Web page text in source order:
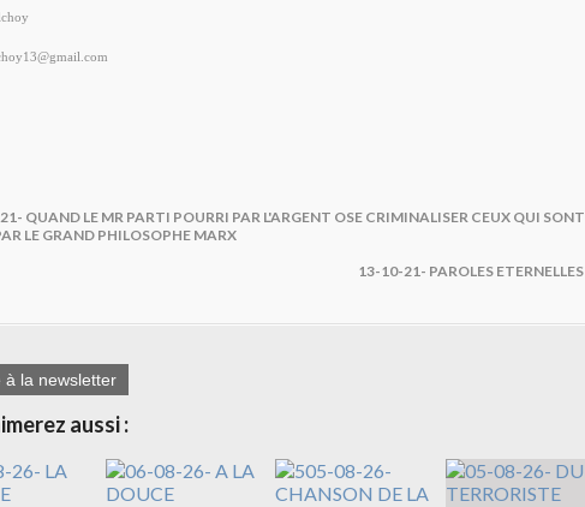
QUAND LE MR PARTI POURRI PAR L'ARGENT OSE CRIMINALISER CEUX QUI SONT
LE GRAND PHILOSOPHE MARX
13-10-21- PAROLES ETERNELLES
à la newsletter
aussi :